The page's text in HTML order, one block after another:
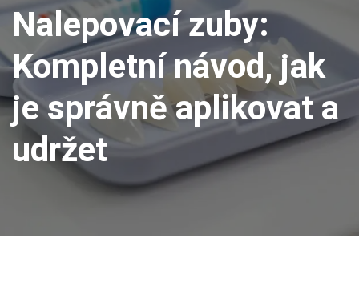
Nalepovací zuby:
Kompletní návod, jak
je správně aplikovat a
udržet